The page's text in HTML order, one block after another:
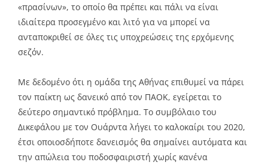
«πρασίνων», το οποίο θα πρέπει και πάλι να είναι
ιδιαίτερα προσεγμένο και λιτό για να μπορεί να
ανταποκριθεί σε όλες τις υποχρεώσεις της ερχόμενης
σεζόν.
Με δεδομένο ότι η ομάδα της Αθήνας επιθυμεί να πάρει
τον παίκτη ως δανεικό από τον ΠΑΟΚ, εγείρεται το
δεύτερο σημαντικό πρόβλημα. Το συμβόλαιο του
Δικεφάλου με τον Ουάρντα λήγει το καλοκαίρι του 2020,
έτσι οποιοσδήποτε δανεισμός θα σημαίνει αυτόματα και
την απώλεια του ποδοσφαιριστή χωρίς κανένα